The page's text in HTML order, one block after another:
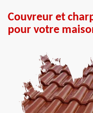
Couvreur et
pour votre